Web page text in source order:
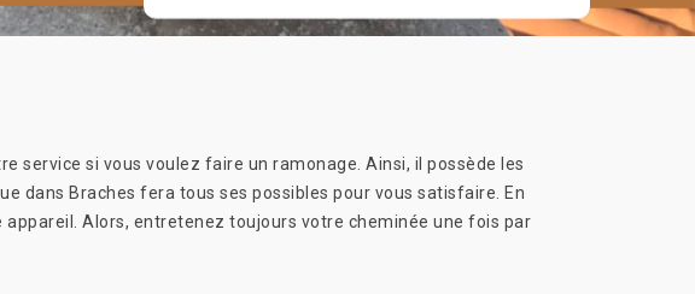
service si vous voulez faire un ramonage. Ainsi, il possède les
dans Braches fera tous ses possibles pour vous satisfaire. En
Alors, entretenez toujours votre cheminée une fois par